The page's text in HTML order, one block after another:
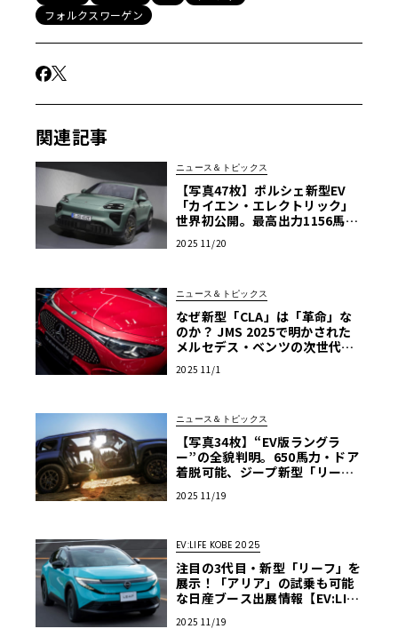
フォルクスワーゲン
関連記事
ニュース＆トピックス
【写真47枚】ポルシェ新型EV
「カイエン・エレクトリック」
世界初公開。最高出力1156馬
2025 11/20
ニュース＆トピックス
なぜ新型「CLA」は「革命」な
のか？ JMS 2025で明かされた
メルセデス・ベンツの次世代戦
2025 11/1
ニュース＆トピックス
【写真34枚】“EV版ラングラ
ー”の全貌判明。650馬力・ドア
着脱可能、ジープ新型「リーコ
2025 11/19
EV:LIFE KOBE 2025
注目の3代目・新型「リーフ」を
展示！「アリア」の試乗も可能
な日産ブース出展情報【EV:LIFE
2025 11/19